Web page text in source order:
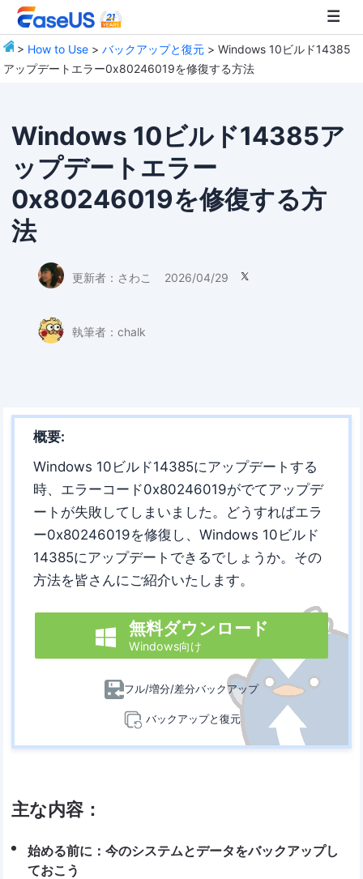
> How to Use >バックアップと復元 > Windows 10ビルド14385
アップデートエラー0x80246019を修復する方法
Windows 10ビルド14385ア
ップデートエラー
0x80246019を修復する方
法
更新者： さわこ 2026/04/29 
執筆者： chalk
概要:
Windows 10ビルド14385にアップデートする
時、エラーコード0x80246019がでてアップデ
ートが失敗してしまいました。どうすればエラ
ー0x80246019を修復し、Windows 10ビルド
14385にアップデートできるでしょうか。その
方法を皆さんにご紹介いたします。
 無料ダウンロード
Windows向け
フル/増分/差分バックアップ
バックアップと復元
主な内容：
始める前に：今のシステムとデータをバックアップし
ておこう